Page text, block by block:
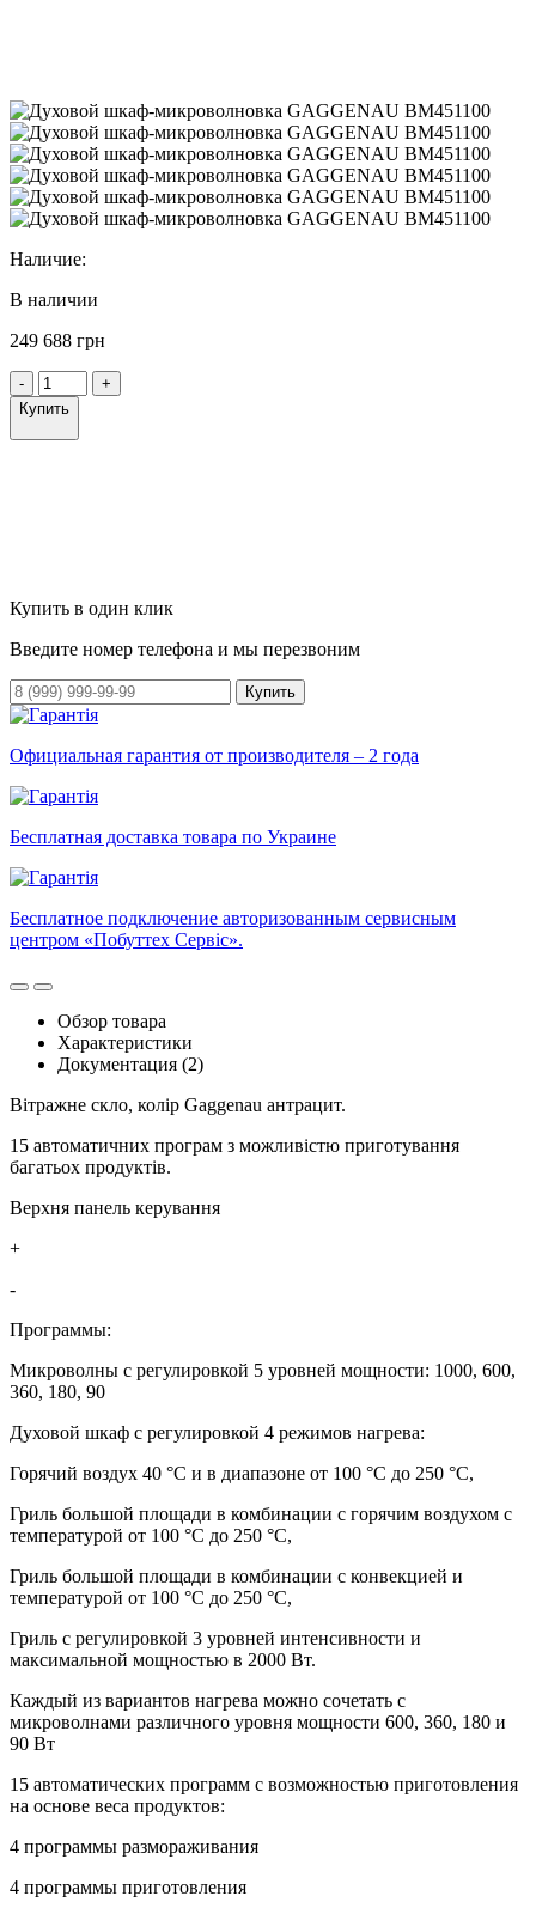
Наличие:
В наличии
249 688 грн
-
+
Купить
Купить в один клик
Введите номер телефона и мы перезвоним
Купить
Официальная гарантия от производителя – 2 года
Бесплатная доставка товара по Украине
Бесплатное подключение авторизованным сервисным
центром «Побуттех Сервіс».
Обзор товара
Характеристики
Документация (2)
Вітражне скло, колір Gaggenau антрацит.
15 автоматичних програм з можливістю приготування
багатьох продуктів.
Верхня панель керування
+
-
Программы:
Микроволны с регулировкой 5 уровней мощности: 1000, 600,
360, 180, 90
Духовой шкаф с регулировкой 4 режимов нагрева:
Горячий воздух 40 °C и в диапазоне от 100 °C до 250 °C,
Гриль большой площади в комбинации с горячим воздухом с
температурой от 100 °C до 250 °C,
Гриль большой площади в комбинации с конвекцией и
температурой от 100 °C до 250 °C,
Гриль с регулировкой 3 уровней интенсивности и
максимальной мощностью в 2000 Вт.
Каждый из вариантов нагрева можно сочетать с
микроволнами различного уровня мощности 600, 360, 180 и
90 Вт
15 автоматических программ с возможностью приготовления
на основе веса продуктов:
4 программы размораживания
4 программы приготовления